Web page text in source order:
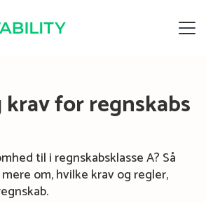
krav for regnskabs
til i regnskabsklasse A? Så
om, hvilke krav og regler,